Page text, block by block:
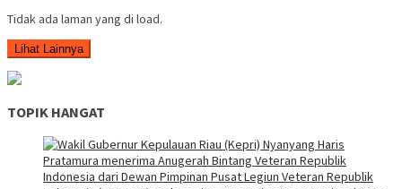
Tidak ada laman yang di load.
Lihat Lainnya
TOPIK HANGAT